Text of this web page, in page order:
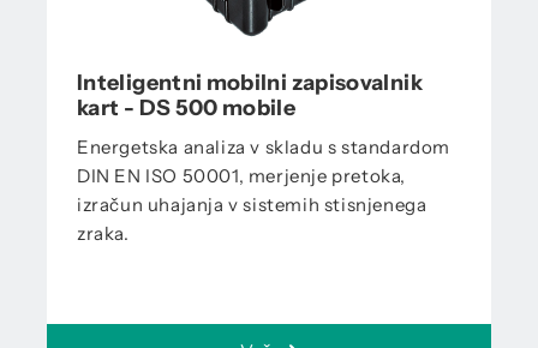
Inteligentni mobilni zapisovalnik
kart - DS 500 mobile
Energetska analiza v skladu s standardom
DIN EN ISO 50001, merjenje pretoka,
izračun uhajanja v sistemih stisnjenega
zraka.